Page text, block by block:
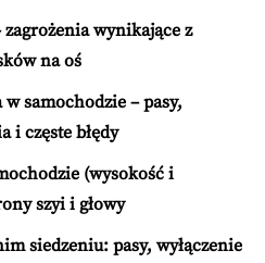
zagrożenia wynikające z
na oś
samochodzie – pasy,
i częste błędy
(wysokość i
szyi i głowy
siedzeniu: pasy, wyłączenie